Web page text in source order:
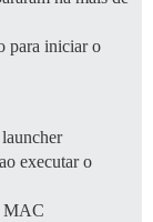
para iniciar o
executar o
MAC